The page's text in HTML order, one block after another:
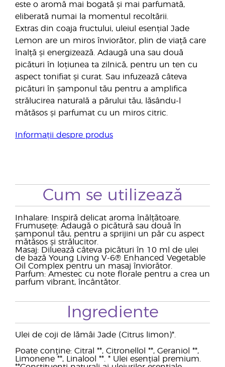
este o aromă mai bogată și mai parfumată,
eliberată numai la momentul recoltării.
Extras din coaja fructului, uleiul esențial Jade
Lemon are un miros înviorător, plin de viață care
înalță și energizează. Adaugă una sau două
picături în loțiunea ta zilnică, pentru un ten cu
aspect tonifiat și curat. Sau infuzează câteva
picături în șamponul tău pentru a amplifica
strălucirea naturală a părului tău, lăsându-l
mătăsos și parfumat cu un miros citric.
Informații despre produs
Cum se utilizează
Inhalare: Inspiră delicat aroma înălțătoare.
Frumusețe: Adaugă o picătură sau două în
șamponul tău, pentru a sprijini un păr cu aspect
mătăsos și strălucitor.
Masaj: Diluează câteva picături în 10 ml de ulei
de bază Young Living V-6® Enhanced Vegetable
Oil Complex pentru un masaj înviorător.
Parfum: Amestec cu note florale pentru a crea un
parfum vibrant, încântător.
Ingrediente
Ulei de coji de lămâi Jade (Citrus limon)*.
Poate conține: Citral **, Citronellol **, Geraniol **,
Limonene **, Linalool **. * Ulei esențial premium.